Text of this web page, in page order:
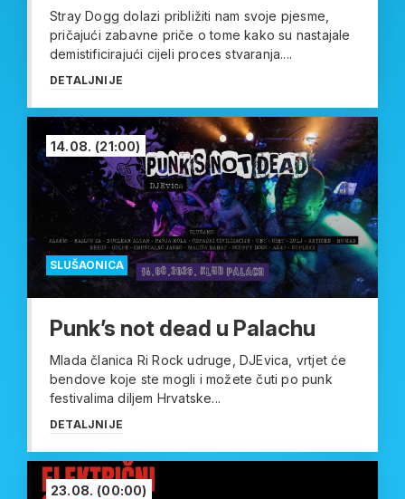
Stray Dogg dolazi približiti nam svoje pjesme,
pričajući zabavne priče o tome kako su nastajale
demistificirajući cijeli proces stvaranja....
DETALJNIJE
SLUŠAONICA
14.08. (21:00)
Punk’s not dead u Palachu
Mlada članica Ri Rock udruge, DJEvica, vrtjet će
bendove koje ste mogli i možete čuti po punk
festivalima diljem Hrvatske...
DETALJNIJE
23.08. (00:00)